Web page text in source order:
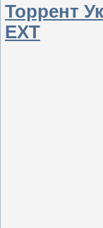
Торрент
EXT